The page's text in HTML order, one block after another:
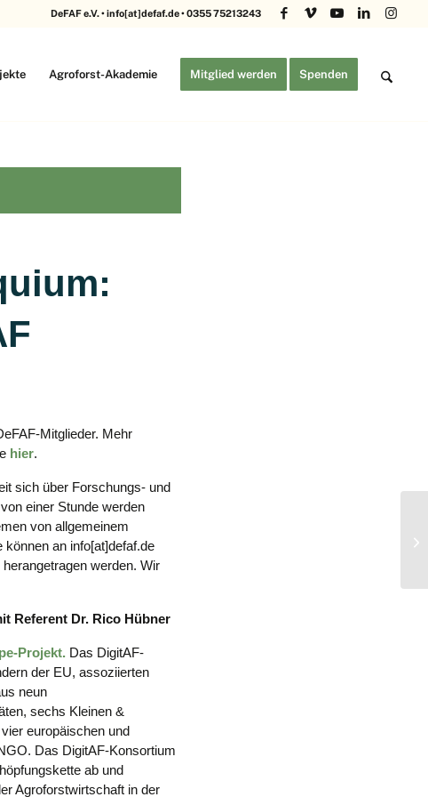
DeFAF e.V. • info[at]defaf.de • 0355 75213243
Agroforst-Akademie Mitglied werden Spenden
Mitglieder. Mehr
hier.
sich über Forschungs- und
einer Stunde werden
von allgemeinem
können an info[at]defaf.de
werden. Wir
Referent Dr. Rico Hübner
Projekt. Das DigitAF-
der EU, assoziierten
neun
sechs Kleinen &
europäischen und
Das DigitAF-Konsortium
ab und
Agroforstwirtschaft in der